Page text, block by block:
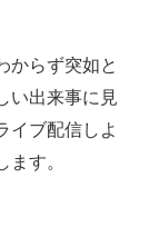
からず突如と
い出来事に見
イブ配信しよ
す。